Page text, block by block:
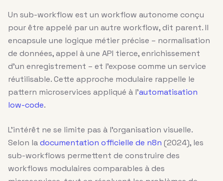
Un sub-workflow est un workflow autonome conçu
pour être appelé par un autre workflow, dit parent. Il
encapsule une logique métier précise – normalisation
de données, appel à une API tierce, enrichissement
d’un enregistrement – et l’expose comme un service
réutilisable. Cette approche modulaire rappelle le
pattern microservices appliqué à l’automatisation
low-code.
L’intérêt ne se limite pas à l’organisation visuelle.
Selon ladocumentation officielle de n8n (2024), les
sub-workflows permettent de construire des
workflows modulaires comparables à des